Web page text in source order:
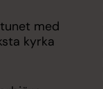
med
kyrka